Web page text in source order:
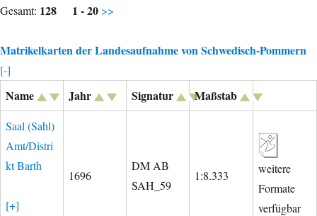
Gesamt: 128 1 - 20 >>
Matrikelkarten der Landesaufnahme von Schwedisch-Pommern
[-]
Name Jahr Signatur Maßstab
Saal (Sahl)
Amt/Distri
kt Barth
[+]
1696
DM AB
SAH_59
1:8.333
weitere
Formate
verfügbar